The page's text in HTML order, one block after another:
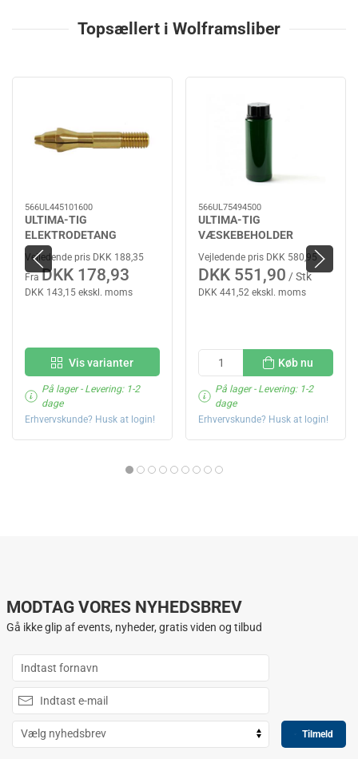
Topsællert i Wolframsliber
566UL445101600
ULTIMA-TIG
ELEKTRODETANG
Vejledende pris DKK 188,35
Fra DKK 178,93
DKK 143,15 ekskl. moms
Vis varianter
På lager- Levering: 1-2
dage
Erhvervskunde? Husk at login!
566UL75494500
ULTIMA-TIG
VÆSKEBEHOLDER
Vejledende pris DKK 580,95
DKK 551,90 / Stk
DKK 441,52 ekskl. moms
Køb nu
På lager- Levering: 1-2
dage
Erhvervskunde? Husk at login!
MODTAG VORES NYHEDSBREV
Gå ikke glip af events, nyheder, gratis viden og tilbud
Tilmeld